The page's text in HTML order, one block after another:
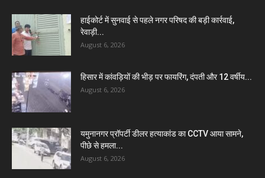
हाईकोर्ट में सुनवाई से पहले नगर परिषद की बड़ी कार्रवाई,
रेवाड़ी...
August 6, 2026
हिसार में कांवड़ियों की भीड़ पर फायरिंग, दंपती और 12 वर्षीय...
August 6, 2026
यमुनानगर प्रॉपर्टी डीलर हत्याकांड का CCTV आया सामने,
पीछे से हमला...
August 6, 2026